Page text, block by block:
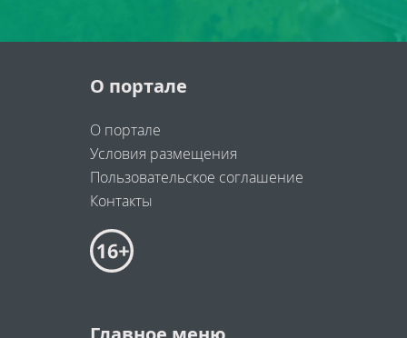
О портале
О портале
Условия размещения
Пользовательское соглашение
Контакты